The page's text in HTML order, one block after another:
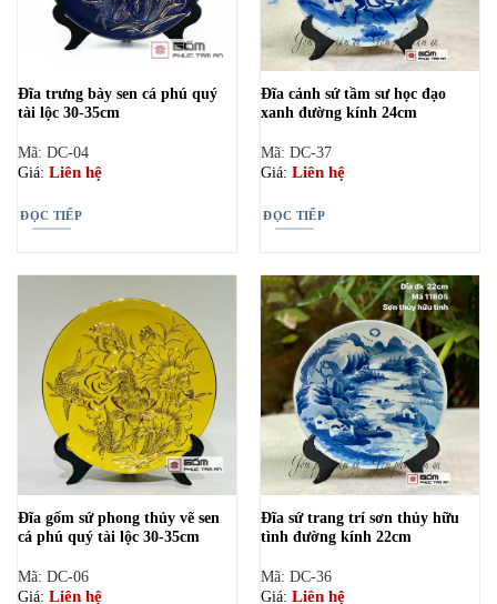
Đĩa trưng bày sen cá phú quý
tài lộc 30-35cm
Mã: DC-04
Giá: Liên hệ
ĐỌC TIẾP
Đĩa cảnh sứ tầm sư học đạo
xanh đường kính 24cm
Mã: DC-37
Giá: Liên hệ
ĐỌC TIẾP
Đĩa gốm sứ phong thủy vẽ sen
cá phú quý tài lộc 30-35cm
Mã: DC-06
Giá: Liên hệ
Đĩa sứ trang trí sơn thủy hữu
tình đường kính 22cm
Mã: DC-36
Giá: Liên hệ